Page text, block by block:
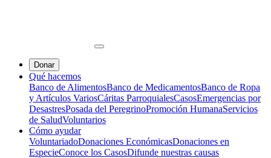
Donar
Qué hacemos
Banco de AlimentosBanco de MedicamentosBanco de Ropa
y Artículos VariosCáritas ParroquialesCasosEmergencias por
DesastresPosada del PeregrinoPromoción HumanaServicios
de SaludVoluntarios
Cómo ayudar
VoluntariadoDonaciones EconómicasDonaciones en
EspecieConoce los CasosDifunde nuestras causas